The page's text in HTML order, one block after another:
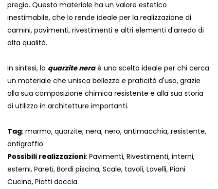
pregio. Questo materiale ha un valore estetico
inestimabile, che lo rende ideale per la realizzazione di
camini, pavimenti, rivestimenti e altri elementi d'arredo di
alta qualità.
In sintesi, la quarzite neraè una scelta ideale per chi cerca
un materiale che unisca bellezza e praticità d'uso, grazie
alla sua composizione chimica resistente e alla sua storia
di utilizzo in architetture importanti.
Tag: marmo, quarzite, nera, nero, antimacchia, resistente,
antigraffio.
Possibili realizzazioni: Pavimenti, Rivestimenti, interni,
esterni, Pareti, Bordi piscina, Scale, tavoli, Lavelli, Piani
Cucina, Piatti doccia.